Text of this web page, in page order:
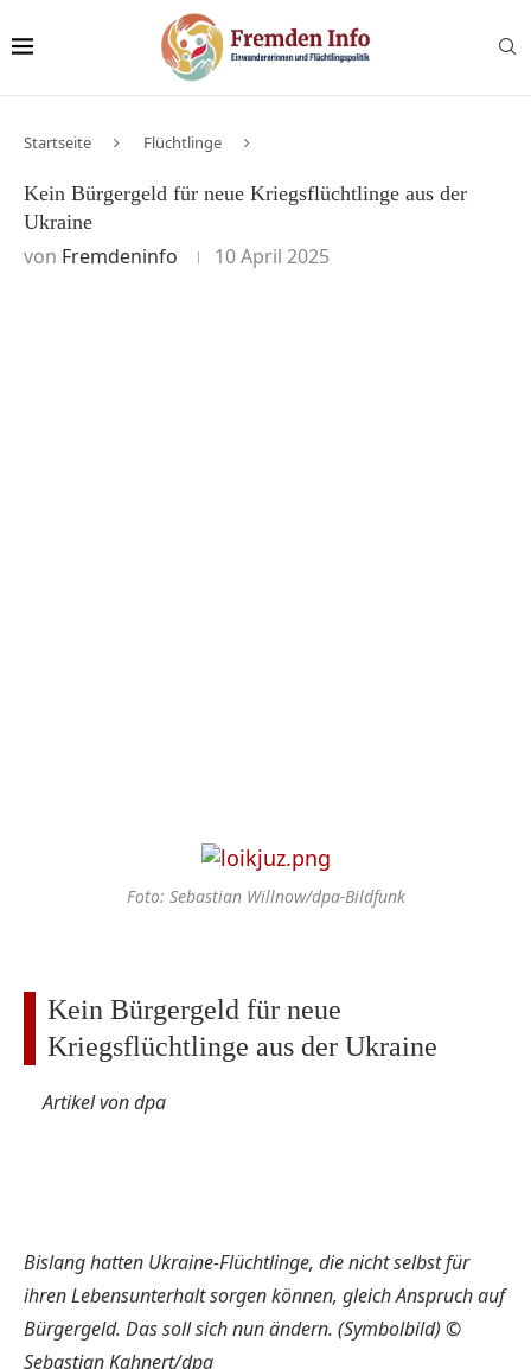
Startseite Flüchtlinge
Kein Bürgergeld für neue Kriegsflüchtlinge aus der
Ukraine
von Fremdeninfo 10 April 2025
Foto: Sebastian Willnow/dpa-Bildfunk
Kein Bürgergeld für neue
Kriegsflüchtlinge aus der Ukraine
Artikel von dpa
Bislang hatten Ukraine-Flüchtlinge, die nicht selbst für
ihren Lebensunterhalt sorgen können, gleich Anspruch auf
Bürgergeld. Das soll sich nun ändern. (Symbolbild) ©
Sebastian Kahnert/dpa